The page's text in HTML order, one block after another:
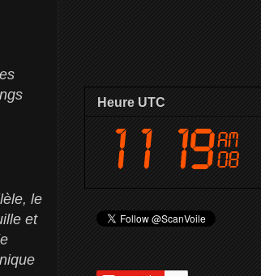
le
et
Heure UTC